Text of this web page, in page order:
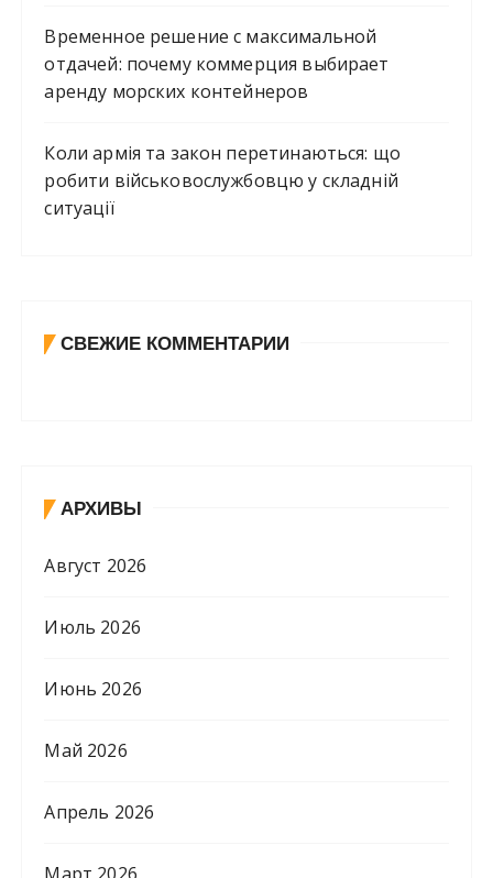
Временное решение с максимальной
отдачей: почему коммерция выбирает
аренду морских контейнеров
Коли армія та закон перетинаються: що
робити військовослужбовцю у складній
ситуації
СВЕЖИЕ КОММЕНТАРИИ
АРХИВЫ
Август 2026
Июль 2026
Июнь 2026
Май 2026
Апрель 2026